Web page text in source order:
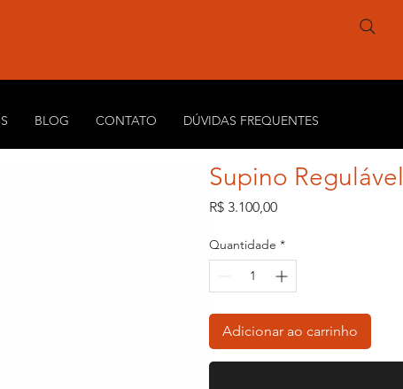
BLOG CONTATO DÚVIDAS FREQUENTES
Supino Regulável
R$ 3.100,00Preço
Quantidade *
Adicionar ao carrinho